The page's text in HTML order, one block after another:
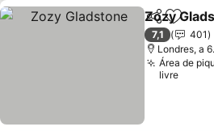
Partilhar
Zozy
7,1
401
Londres, a
Área de
livre